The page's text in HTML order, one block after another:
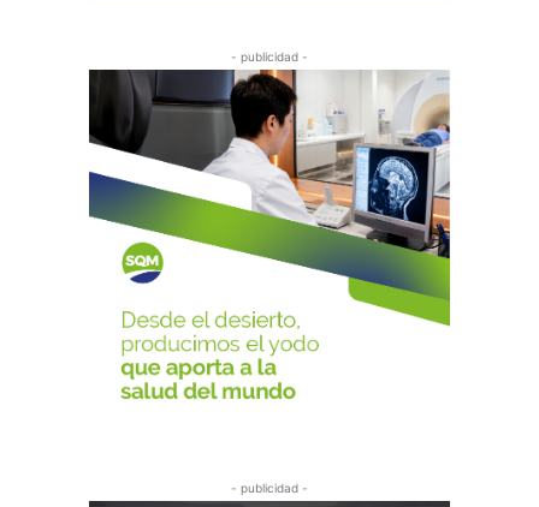
- publicidad -
- publicidad -